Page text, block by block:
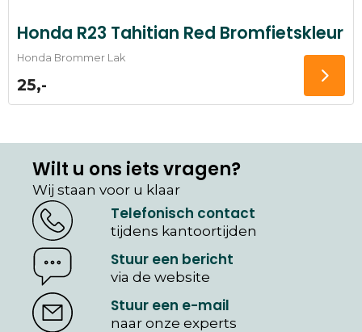
Honda R23 Tahitian Red Bromfietskleur
Honda Brommer Lak
25,-
Wilt u ons iets vragen?
Wij staan voor u klaar
Telefonisch contact
tijdens kantoortijden
Stuur een bericht
via de website
Stuur een e-mail
naar onze experts